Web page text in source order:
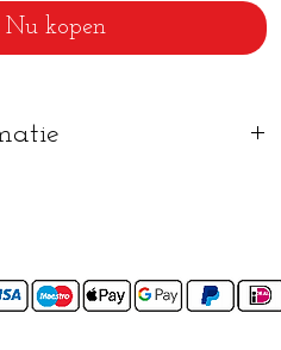
Nu kopen